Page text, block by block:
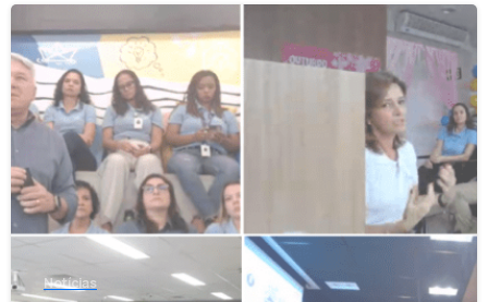
2
Notícias